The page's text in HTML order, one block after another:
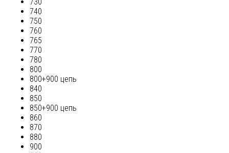
730
740
750
760
765
770
780
800
800+900 цепь
840
850
850+900 цепь
860
870
880
900